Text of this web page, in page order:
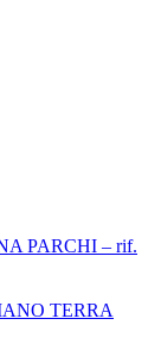
PARCHI – rif.
TERRA